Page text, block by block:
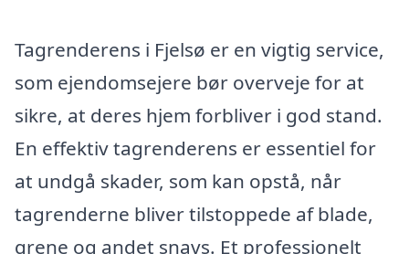
Tagrenderens i Fjelsø er en vigtig service,
som ejendomsejere bør overveje for at
sikre, at deres hjem forbliver i god stand.
En effektiv tagrenderens er essentiel for
at undgå skader, som kan opstå, når
tagrenderne bliver tilstoppede af blade,
grene og andet snavs. Et professionelt